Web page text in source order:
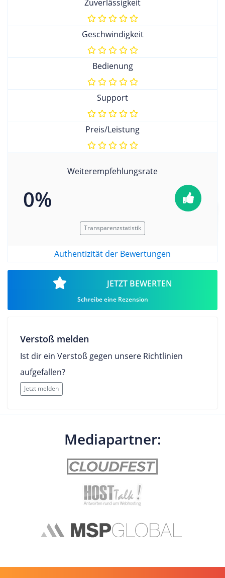
Zuverlässigkeit
Geschwindigkeit
Bedienung
Support
Preis/Leistung
Weiterempfehlungsrate
0%
Transparenzstatistik
Authentizität der Bewertungen
JETZT BEWERTEN
Schreibe eine Rezension
Verstoß melden
Ist dir ein Verstoß gegen unsere Richtlinien
aufgefallen?
Jetzt melden
Mediapartner: